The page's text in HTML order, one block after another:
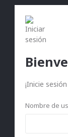
¡Inicie
Nombre de